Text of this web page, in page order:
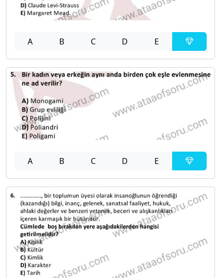
A B C D E
A B C D E